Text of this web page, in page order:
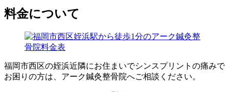
料金について
福岡市西区の姪浜近隣にお住まいでシンスプリントの痛みで
お困りの方は、アーク鍼灸整骨院へご相談ください。